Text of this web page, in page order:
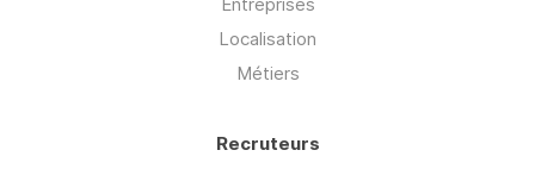
Localisation
Métiers
Recruteurs